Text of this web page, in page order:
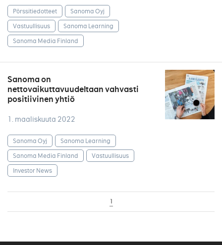
Pörssitiedotteet
Sanoma Oyj
Vastuullisuus
Sanoma Learning
Sanoma Media Finland
Sanoma on
nettovaikuttavuudeltaan vahvasti
positiivinen yhtiö
1. maaliskuuta 2022
Sanoma Oyj
Sanoma Learning
Sanoma Media Finland
Vastuullisuus
Investor News
1